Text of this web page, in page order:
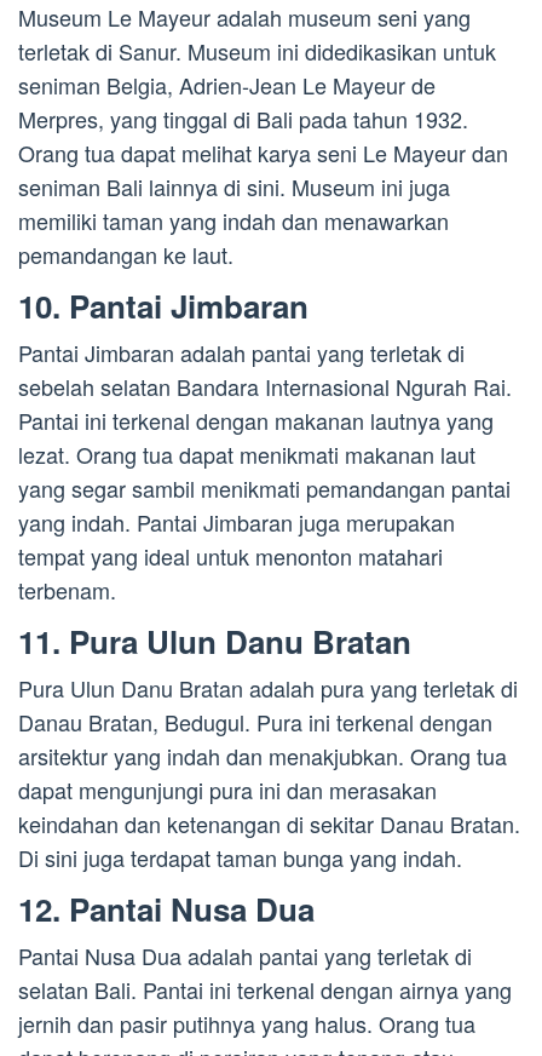
Museum Le Mayeur adalah museum seni yang
terletak di Sanur. Museum ini didedikasikan untuk
seniman Belgia, Adrien-Jean Le Mayeur de
Merpres, yang tinggal di Bali pada tahun 1932.
Orang tua dapat melihat karya seni Le Mayeur dan
seniman Bali lainnya di sini. Museum ini juga
memiliki taman yang indah dan menawarkan
pemandangan ke laut.
10. Pantai Jimbaran
Pantai Jimbaran adalah pantai yang terletak di
sebelah selatan Bandara Internasional Ngurah Rai.
Pantai ini terkenal dengan makanan lautnya yang
lezat. Orang tua dapat menikmati makanan laut
yang segar sambil menikmati pemandangan pantai
yang indah. Pantai Jimbaran juga merupakan
tempat yang ideal untuk menonton matahari
terbenam.
11. Pura Ulun Danu Bratan
Pura Ulun Danu Bratan adalah pura yang terletak di
Danau Bratan, Bedugul. Pura ini terkenal dengan
arsitektur yang indah dan menakjubkan. Orang tua
dapat mengunjungi pura ini dan merasakan
keindahan dan ketenangan di sekitar Danau Bratan.
Di sini juga terdapat taman bunga yang indah.
12. Pantai Nusa Dua
Pantai Nusa Dua adalah pantai yang terletak di
selatan Bali. Pantai ini terkenal dengan airnya yang
jernih dan pasir putihnya yang halus. Orang tua